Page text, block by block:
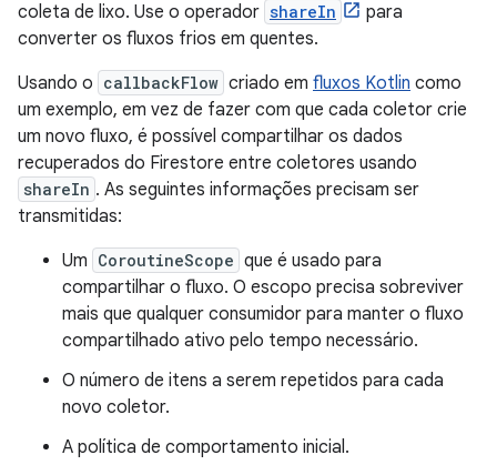
coleta de lixo. Use o operador shareIn
para
converter os fluxos frios em quentes.
Usando o callbackFlow criado em fluxos Kotlin como
um exemplo, em vez de fazer com que cada coletor crie
um novo fluxo, é possível compartilhar os dados
recuperados do Firestore entre coletores usando
shareIn . As seguintes informações precisam ser
transmitidas:
Um CoroutineScope que é usado para
compartilhar o fluxo. O escopo precisa sobreviver
mais que qualquer consumidor para manter o fluxo
compartilhado ativo pelo tempo necessário.
O número de itens a serem repetidos para cada
novo coletor.
A política de comportamento inicial.